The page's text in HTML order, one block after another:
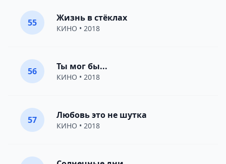
55 Жизнь в стёклах
КИНО • 2018
56 Ты мог бы...
КИНО • 2018
57 Любовь это не шутка
КИНО • 2018